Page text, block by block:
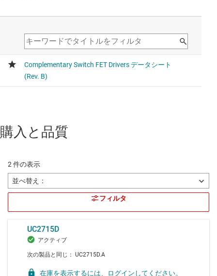
購入と品質